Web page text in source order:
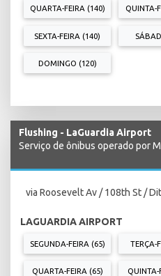
QUARTA-FEIRA (140) QUINTA-
SEXTA-FEIRA (140)
DOMINGO (120)
Flushing - LaGuardia Airport
Serviço de ônibus operado por
via Roosevelt Av / 108th St /
LAGUARDIA AIRPORT
SEGUNDA-FEIRA (65) TERÇA-
QUARTA-FEIRA (65) QUINTA-